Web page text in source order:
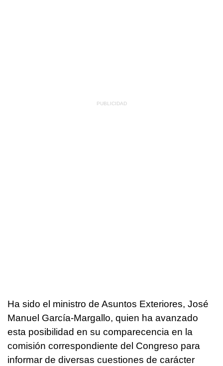
Ha sido el ministro de Asuntos Exteriores, José
Manuel García-Margallo, quien ha avanzado
esta posibilidad en su comparecencia en la
comisión correspondiente del Congreso para
informar de diversas cuestiones de carácter